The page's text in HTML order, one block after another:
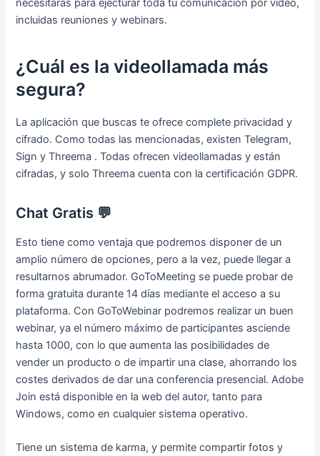
necesitarás para ejecturar toda tu comunicación por video,
incluidas reuniones y webinars.
¿Cuál es la videollamada más
segura?
La aplicación que buscas te ofrece complete privacidad y
cifrado. Como todas las mencionadas, existen Telegram,
Sign y Threema . Todas ofrecen videollamadas y están
cifradas, y solo Threema cuenta con la certificación GDPR.
Chat Gratis 💬
Esto tiene como ventaja que podremos disponer de un
amplio número de opciones, pero a la vez, puede llegar a
resultarnos abrumador. GoToMeeting se puede probar de
forma gratuita durante 14 días mediante el acceso a su
plataforma. Con GoToWebinar podremos realizar un buen
webinar, ya el número máximo de participantes asciende
hasta 1000, con lo que aumenta las posibilidades de
vender un producto o de impartir una clase, ahorrando los
costes derivados de dar una conferencia presencial. Adobe
Join está disponible en la web del autor, tanto para
Windows, como en cualquier sistema operativo.
Tiene un sistema de karma, y permite compartir fotos y